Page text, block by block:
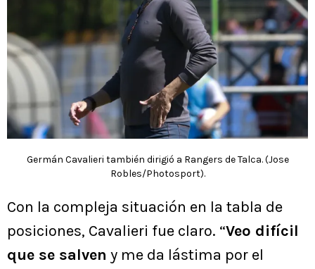
Germán Cavalieri también dirigió a Rangers de Talca. (Jose
Robles/Photosport).
Con la compleja situación en la tabla de
posiciones, Cavalieri fue claro. “Veo difícil
que se salven y me da lástima por el